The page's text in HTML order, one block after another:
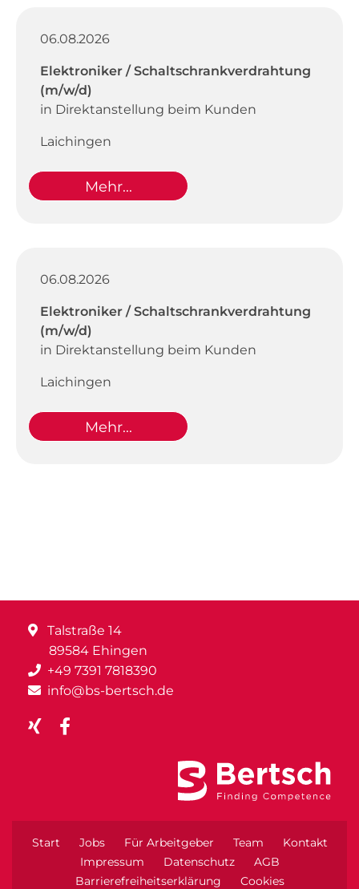
06.08.2026
Elektroniker / Schaltschrankverdrahtung
(m/w/d)
in Direktanstellung beim Kunden
Laichingen
Mehr...
06.08.2026
Elektroniker / Schaltschrankverdrahtung
(m/w/d)
in Direktanstellung beim Kunden
Laichingen
Mehr...
Talstraße 14
89584 Ehingen
+49 7391 7818390
info@bs-bertsch.de
Start Jobs Für Arbeitgeber Team
Kontakt
Impressum
Datenschutz
AGB
Barrierefreiheitserklärung
Cookies